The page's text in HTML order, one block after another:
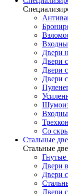
Двери
Двери
Двери
Двери
Со
Стальные
Стальные
Гнутые
Двери
Двери
Двери